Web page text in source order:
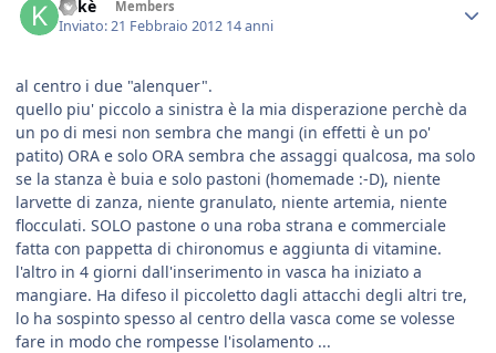
Kekè Members
Inviato:21 Febbraio 2012 14 anni
al centro i due "alenquer".
quello piu' piccolo a sinistra è la mia disperazione perchè da
un po di mesi non sembra che mangi (in effetti è un po'
patito) ORA e solo ORA sembra che assaggi qualcosa, ma solo
se la stanza è buia e solo pastoni (homemade :-D), niente
larvette di zanza, niente granulato, niente artemia, niente
flocculati. SOLO pastone o una roba strana e commerciale
fatta con pappetta di chironomus e aggiunta di vitamine.
l'altro in 4 giorni dall'inserimento in vasca ha iniziato a
mangiare. Ha difeso il piccoletto dagli attacchi degli altri tre,
lo ha sospinto spesso al centro della vasca come se volesse
fare in modo che rompesse l'isolamento ...